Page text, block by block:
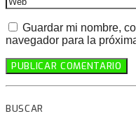
Guardar mi nombre,
navegador para la
BUSCAR